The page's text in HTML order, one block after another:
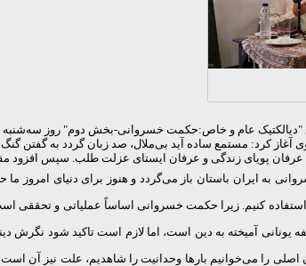
عام و خاص:حکمت خسروانی-بخش دوم" روز سه‌شنبه 12 مردادماه
آغاز کرد: مستمع ساده آید بی‌ملال، صد زبان گردد به گفتن گنگ
پویای زندگی و عرفان ایستای عزلت طلب. سپس افزود
به ایران باستان باز می‌گردد و هنوز برای دنیای امروز
استفاده كنیم. زیرا حكمت خسروانی اساساً عملیاتی و
آمیخته به دین است، اما لازم است تاكید شود نگرش
را می‌خوانیم بارها وحدانیت را شاهدیم، علت نیز آن است